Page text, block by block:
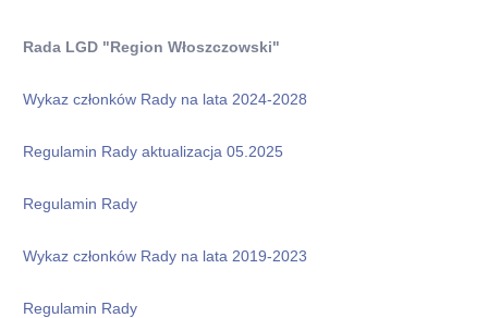
Rada LGD "Region Włoszczowski"
Wykaz członków Rady na lata 2024-2028
Regulamin Rady aktualizacja 05.2025
Regulamin Rady
Wykaz członków Rady na lata 2019-2023
Regulamin Rady